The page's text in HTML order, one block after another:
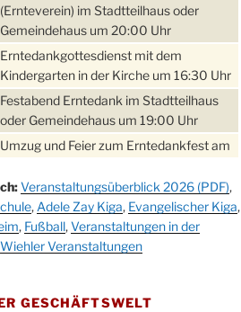
(Ernteverein) im Stadtteilhaus oder
Gemeindehaus um 20:00 Uhr
Erntedankgottesdienst mit dem
Kindergarten in der Kirche um 16:30 Uhr
Festabend Erntedank im Stadtteilhaus
oder Gemeindehaus um 19:00 Uhr
Umzug und Feier zum Erntedankfest am
Schlagerabend im Stadtteilhaus
Drabenderhöhe
Oktoberfest im Cafe XXS
10-12 Uhr
Veranstaltungsüberblick 2026 (PDF),
, Adele Zay Kiga, Evangelischer Kiga,
, Fußball,Veranstaltungen in der
Wiehler Veranstaltungen
GESCHÄFTSWELT